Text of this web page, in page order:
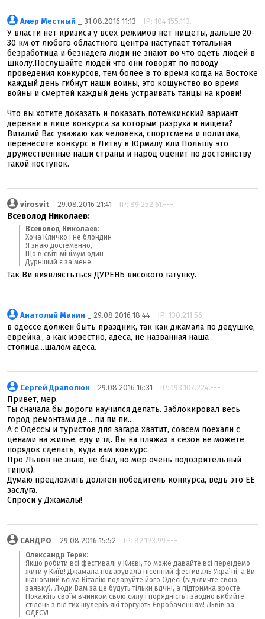
Амер Местный _ 31.08.2016 11:13 IP: 104.155.113.---
У власти нет кризиса у всех режимов нет нищеты, дальше 20-
30 км от любого областного центра наступает тотальная
безработица и безнадега люди не знают во что одеть людей в
школу.Послушайте людей что они говорят по поводу
проведения конкурсов, тем более в то время когда на Востоке
каждый день гибнут наши воины, это кощунство во время
войны и смертей каждый день устраивать танцы на крови!
Что вы хотите доказать и показать потемкинский вариант
деревни в лице конкурса за которым разруха и нищета?
Виталий Вас уважаю как человека, спортсмена и политика,
перенесите конкурс в Литву в Юрмалу или Польшу это
дружественные наши страны и народ оценит по достоинству
такой поступок.
virosvit _ 29.08.2016 21:41 IP: 89.252.61.---
Всеволод Николаев:
Всеволод Николаев:
Хоча Кличко і не блондин
Я знаю достеменно,
Що в світі мінімум один
Дурніший є за мене.
Так Ви виявляєтьться ДУРЕНЬ високого гатунку.
Анатолий Манин _ 29.08.2016 18:44 IP: 130.211.56.---
в одессе должен быть праздник, так как джамала по дедушке,
еврейка., а как известно, адеса, не названная наша
столица...шалом адеса.
Сергей Драполюк_ 29.08.2016 16:31 IP: 193.107.224.---
Привет, мер.
Ты сначала бы дороги научился делать. Заблокировал весь
город ремонтами де... пи пи пи...
А с Одессы и туристов для загара хватит, совсем поехали с
ценами на жилье, еду и тд. Вы на пляжах в сезон не можете
порядок сделать, куда вам конкурс.
Про Львов не знаю, не был, но мер очень подозрительный
типок).
Думаю предложить должен победитель конкурса, ведь это ЕЕ
заслуга.
Спроси у Джамалы!
САНДРО _ 29.08.2016 15:52 IP: 82.193.99.---
Олександр Терек:
Якщо робити всі фестивалі у Києві, то може давайте всі переїдемо
жити у Київ! Джамала подарувала пісенний фестиваль Україні, а Ви
шановний всіма Віталію подаруйте його Одесі (відкличте свою
заявку). Люди Вам за це будуть тільки вдчні, а підтримка зросте.
Покажіть своїм вчинком свою силу і порядність і заодно вибийте
стілець з під тих шулерів які торгують Євробаченням! Львів за
ОДЕСУ!